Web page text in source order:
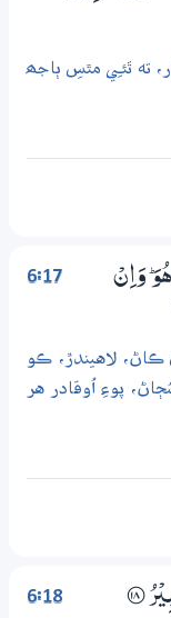
ته ٿئـِي مٿسِ ٻاجھ
6:17
وَاِنْ
ڪاڻ، لاهيندڙ، ڪو
پوءِ اُوقادر هر
6:18 ؀18